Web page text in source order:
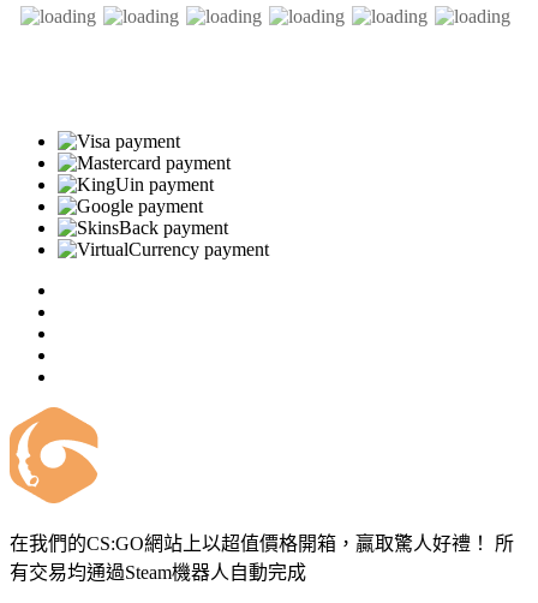
在我們的CS:GO網站上以超值價格開箱，贏取驚人好禮！ 所
有交易均通過Steam機器人自動完成